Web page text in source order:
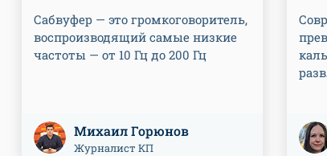
Сабвуфер — это громкоговоритель,
воспроизводящий самые низкие
частоты — от 10 Гц до 200 Гц
Михаил Горюнов
Журналист КП